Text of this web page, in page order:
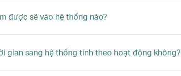
được sẽ vào hệ thống nào?
gian sang hệ thống tính theo hoạt động không?